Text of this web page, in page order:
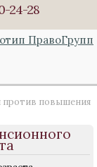
24-28
против повышения